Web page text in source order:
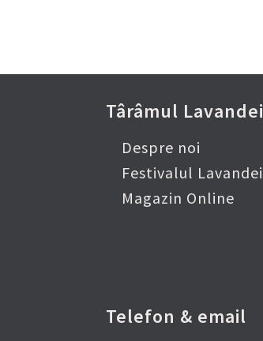
Târâmul Lavandei
Despre noi
Festivalul Lavandei
Magazin Online
Telefon & email